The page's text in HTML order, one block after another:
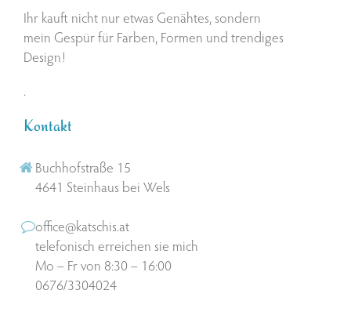
Ihr kauft nicht nur etwas Genähtes, sondern
mein Gespür für Farben, Formen und trendiges
Design!
.
Kontakt
Buchhofstraße 15
4641 Steinhaus bei Wels
office@katschis.at
telefonisch erreichen sie mich
Mo – Fr von 8:30 – 16:00
0676/3304024